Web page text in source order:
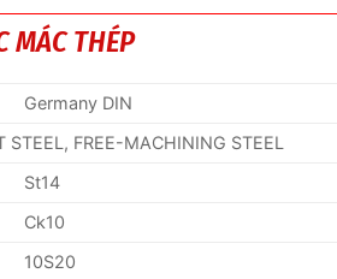
MÁC THÉP
Germany DIN
STEEL, FREE-MACHINING STEEL
St14
Ck10
10S20